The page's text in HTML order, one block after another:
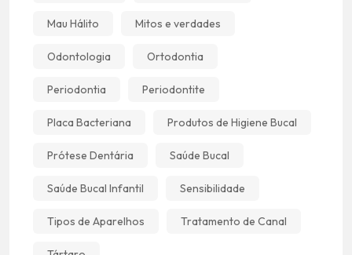
Mau Hálito Mitos e verdades
Odontologia Ortodontia
Periodontia Periodontite
Placa Bacteriana Produtos de Higiene Bucal
Prótese Dentária Saúde Bucal
Saúde Bucal Infantil Sensibilidade
Tipos de Aparelhos Tratamento de Canal